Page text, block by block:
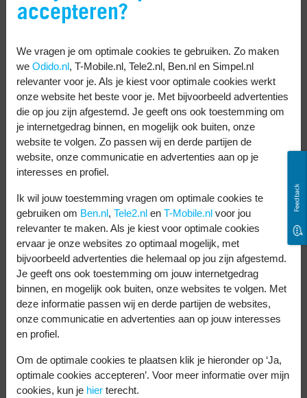
Je kunt ervan uitgaan dat je telefoon geen
simlock heeft. Wil je het zeker weten? Bij je
aankoop kun je erom vragen in de winkel
waar je de telefoon koopt. Of bel de
klantenservice van de winkel en vraag of de
telefoons simlock vrij zijn.
Koop je een telefoon en staat er een logo
van een provider op het doosje? Dan heeft
provider. Wil je het zeker weten? Je kunt
vragen of je je simkaart erin mag plaatsen.
Krijg je verbinding? Dan is je telefoon
simlockvrij.
Een telefoon met simlock geeft je een
foutmelding. BijvoorbeeldSim ongeldigof
Sim niet beschikbaar
niet met een andere simkaart dan die van
de provider gebruiken.
Feedback
accepteren?
We vragen je om optimale cookies te gebruiken. Zo maken
we Odido.nl, T-Mobile.nl, Tele2.nl, Ben.nl en Simpel.nl
relevanter voor je. Als je kiest voor optimale cookies werkt
onze website het beste voor je. Met bijvoorbeeld advertenties
die op jou zijn afgestemd. Je geeft ons ook toestemming om
je internetgedrag binnen, en mogelijk ook buiten, onze
website te volgen. Zo passen wij en derde partijen de
website, onze communicatie en advertenties aan op je
interesses en profiel.
Ik wil jouw toestemming vragen om optimale cookies te
gebruiken om Ben.nl, Tele2.nl en T-Mobile.nl voor jou
relevanter te maken. Als je kiest voor optimale cookies
ervaar je onze websites zo optimaal mogelijk, met
bijvoorbeeld advertenties die helemaal op jou zijn afgestemd.
Je geeft ons ook toestemming om jouw internetgedrag
binnen, en mogelijk ook buiten, onze websites te volgen. Met
deze informatie passen wij en derde partijen de websites,
onze communicatie en advertenties aan op jouw interesses
en profiel.
Om de optimale cookies te plaatsen klik je hieronder op ‘Ja,
optimale cookies accepteren’. Voor meer informatie over mijn
cookies, kun je hier terecht.